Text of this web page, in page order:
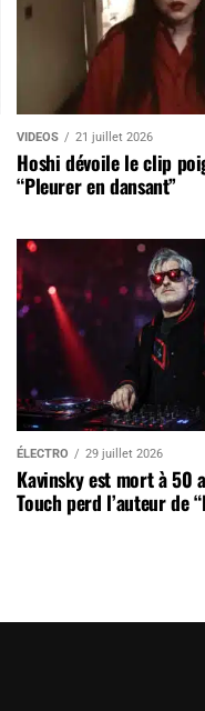
VIDEOS 21 juillet 2026
Hoshi dévoile le clip
“Pleurer en dansant”
ÉLECTRO 29 juillet 2026
Kavinsky est mort à 50
Touch perd l’auteur de